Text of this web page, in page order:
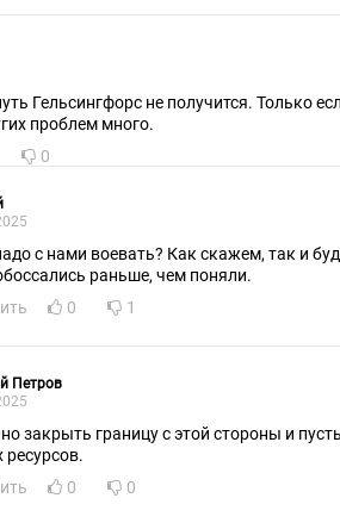
Гельсингфорс не получится. Только
проблем много.
0
с нами воевать? Как скажем, так и
раньше, чем поняли.
0 1
Петров
закрыть границу с этой стороны и
ресурсов.
0 0